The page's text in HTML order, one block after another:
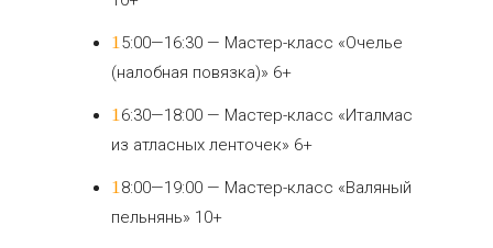
15:00—16:30 — Мастер-класс «Очелье
(налобная повязка)» 6+
16:30—18:00 — Мастер-класс «Италмас
из атласных ленточек» 6+
18:00—19:00 — Мастер-класс «Валяный
пельнянь» 10+